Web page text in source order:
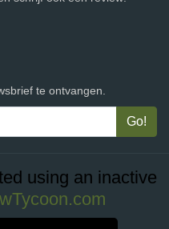
te ontvangen.
using an inactive